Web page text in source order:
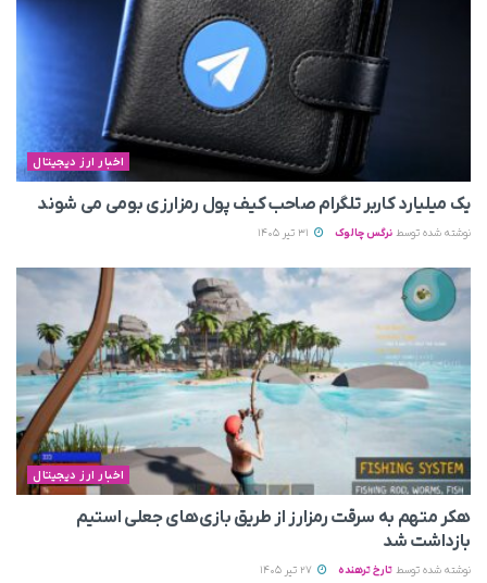
اخبار ارز دیجیتال
یک میلیارد کاربر تلگرام صاحب کیف پول رمزارزی بومی می‌ شوند
نوشته شده توسط نرگس چالوک
اخبار ارز دیجیتال
هکر متهم به سرقت رمزارز از طریق بازی‌های جعلی استیم
بازداشت شد
نوشته شده توسط تارخ ترهنده